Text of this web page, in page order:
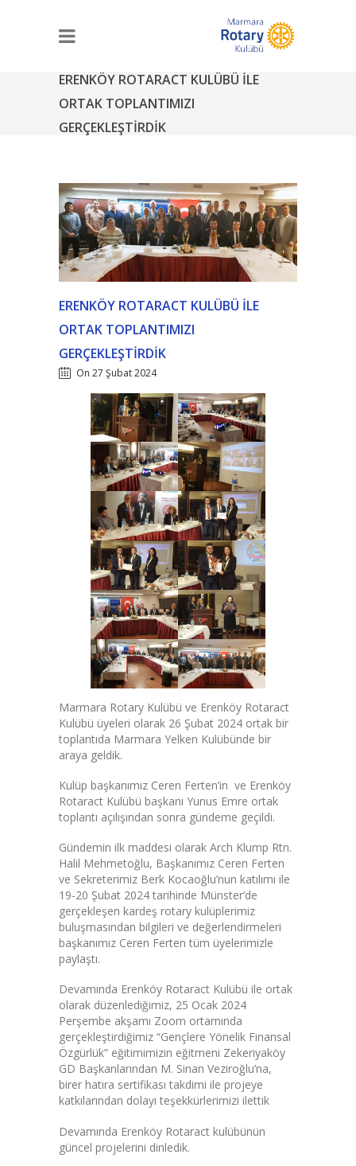
ERENKÖY ROTARACT KULÜBÜ İLE
ORTAK TOPLANTIMIZI
GERÇEKLEŞTIRDIK
ERENKÖY ROTARACT KULÜBÜ İLE
ORTAK TOPLANTIMIZI
GERÇEKLEŞTIRDIK
On 27 Şubat 2024
Marmara Rotary Kulübü ve Erenköy Rotaract
Kulübü üyeleri olarak 26 Şubat 2024 ortak bir
toplantıda Marmara Yelken Kulübünde bir
araya geldik.
Kulüp başkanımız Ceren Ferten’in ve Erenköy
Rotaract Kulübü başkanı Yunus Emre ortak
toplantı açılışından sonra gündeme geçildi.
Gündemin ilk maddesi olarak Arch Klump Rtn.
Halil Mehmetoğlu, Başkanımız Ceren Ferten
ve Sekreterimiz Berk Kocaoğlu’nun katılımı ile
19-20 Şubat 2024 tarihinde Münster’de
gerçekleşen kardeş rotary kulüplerimiz
buluşmasından bilgileri ve değerlendirmeleri
başkanımız Ceren Ferten tüm üyelerimizle
paylaştı.
Devamında Erenköy Rotaract Kulübü ile ortak
olarak düzenlediğimiz, 25 Ocak 2024
Perşembe akşamı Zoom ortamında
gerçekleştirdiğimiz “Gençlere Yönelik Finansal
Özgürlük” eğitimimizin eğitmeni Zekeriyaköy
GD Başkanlarından M. Sinan Veziroğlu’na,
birer hatıra sertifikası takdimi ile projeye
katkılarından dolayı teşekkürlerimizi ilettik
Devamında Erenköy Rotaract kulübünün
güncel projelerini dinledik.